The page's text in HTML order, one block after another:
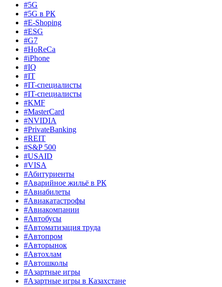
#5G
#5G в РК
#E-Shoping
#ESG
#G7
#HoReCa
#iPhone
#IQ
#IT
#IT-специалисты
#IT-специалисты
#KMF
#MasterCard
#NVIDIA
#PrivateBanking
#REIT
#S&P 500
#USAID
#VISA
#Абитуриенты
#Аварийное жильё в РК
#Авиабилеты
#Авиакатастрофы
#Авиакомпании
#Автобусы
#Автоматизация труда
#Автопром
#Авторынок
#Автохлам
#Автошколы
#Азартные игры
#Азартные игры в Казахстане